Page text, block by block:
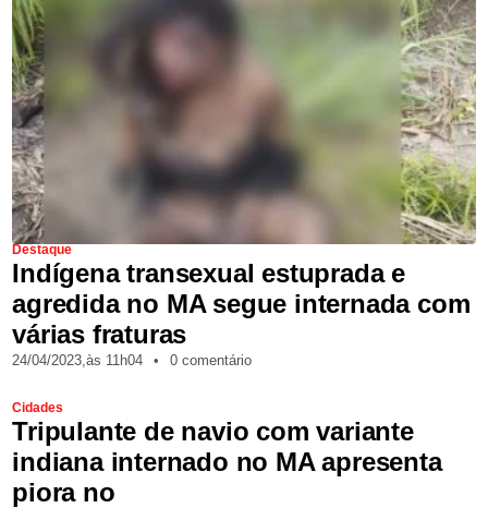
Destaque
Indígena transexual estuprada e
agredida no MA segue internada com
várias fraturas
24/04/2023,às 11h04 • 0 comentário
Cidades
Tripulante de navio com variante
indiana internado no MA apresenta
piora no